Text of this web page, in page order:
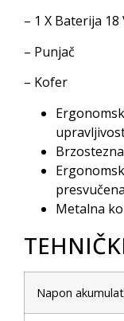
– 1 X Baterija 18
– Punjač
– Kofer
Metalna
Napon